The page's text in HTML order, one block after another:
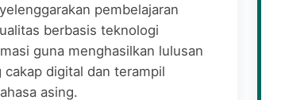
pembelajaran
berbasis teknologi
guna menghasilkan lulusan
cakap digital dan terampil
asing.